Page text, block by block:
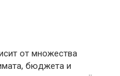
от множества
бюджета и